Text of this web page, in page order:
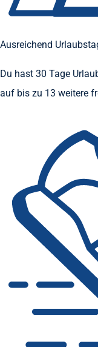
Ausreichend
Du hast 30 Tage
auf bis zu 13 weitere